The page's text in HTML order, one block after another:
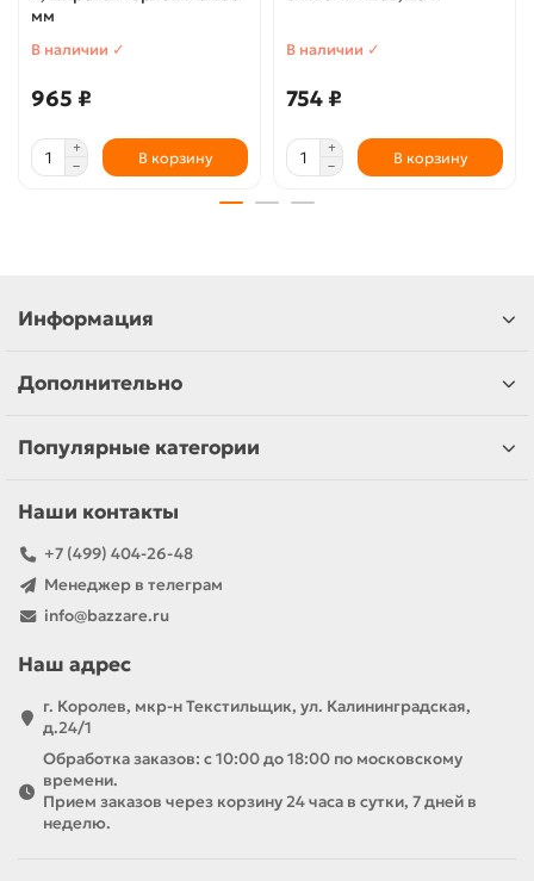
мм
В наличии ✓
965 ₽
В корзину
В наличии ✓
754 ₽
В корзину
Информация
Дополнительно
Популярные категории
Наши контакты
+7 (499) 404-26-48
Менеджер в телеграм
info@bazzare.ru
Наш адрес
г. Королев, мкр-н Текстильщик, ул. Калининградская,
д.24/1
Обработка заказов: с 10:00 до 18:00 по московскому
времени.
Прием заказов через корзину 24 часа в сутки, 7 дней в
неделю.